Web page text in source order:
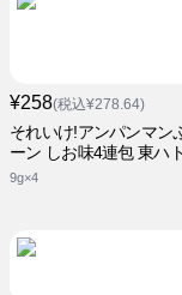
¥258(税込¥278.64)
それいけ!アンパンマン
ーン しお味4連包 東ハト
9g×4